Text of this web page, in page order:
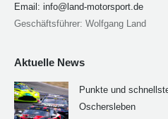
Email: info@land-motorsport.de
Geschäftsführer: Wolfgang Land
Aktuelle News
Punkte und
Oschersleben